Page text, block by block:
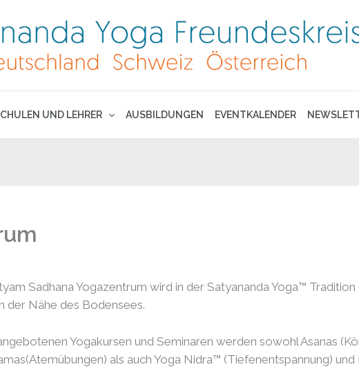
UND LEHRER AUSBILDUNGEN EVENTKALENDER
Sadhana Yogazentrum wird in der Satyananda Yoga™
der Nähe des Bodensees.
Yogakursen und Seminaren werden sowohl Asanas
als auch Yoga Nidra™ (Tiefenentspannung)